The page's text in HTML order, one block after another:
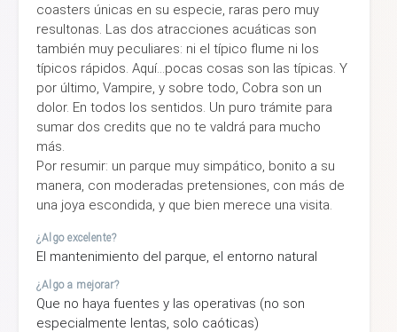
coasters únicas en su especie, raras pero muy
resultonas. Las dos atracciones acuáticas son
también muy peculiares: ni el típico flume ni los
típicos rápidos. Aquí...pocas cosas son las típicas. Y
por último, Vampire, y sobre todo, Cobra son un
dolor. En todos los sentidos. Un puro trámite para
sumar dos credits que no te valdrá para mucho
más.
Por resumir: un parque muy simpático, bonito a su
manera, con moderadas pretensiones, con más de
una joya escondida, y que bien merece una visita.
¿Algo excelente?
El mantenimiento del parque, el entorno natural
¿Algo a mejorar?
Que no haya fuentes y las operativas (no son
especialmente lentas, solo caóticas)